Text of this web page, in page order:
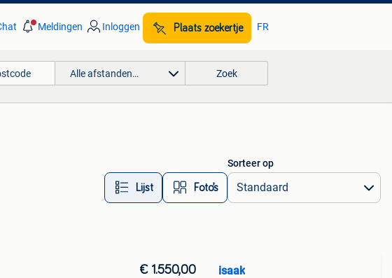
Meldingen Inloggen Plaats zoekertje FR
Alle afstanden… Zoek
Lijst Foto’s
Sorteer op
€ 1.550,00 isaak